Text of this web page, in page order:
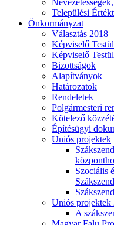
Települési
Önkormányzat
Választás 2018
Képviselő
Képviselő
Bizottságok
Alapítványok
Határozatok
Rendeletek
Polgármesteri
Kötelező
Építésügyi
Uniós projektek
Szociális
Uniós projektek
A